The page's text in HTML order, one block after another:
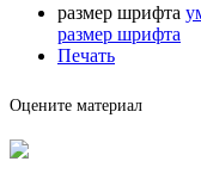
размер шрифта
размер шрифта
Печать
Оцените материал